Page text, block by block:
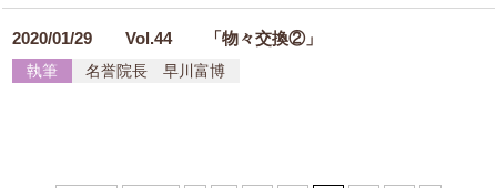
2020/01/29Vol.44 「物々交換②」
執筆 名誉院長 早川富博